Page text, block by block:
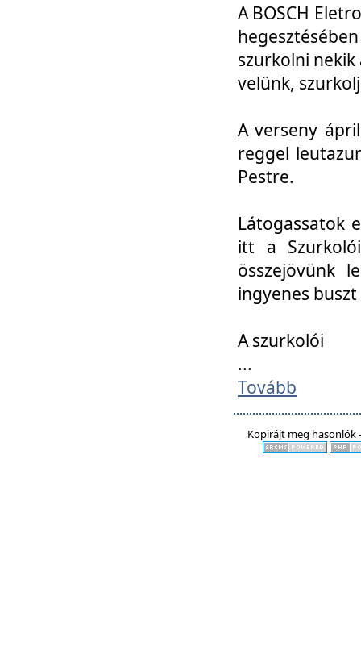
A BOSCH
szurkolni
velünk,
A verseny
reggel
Pestre.
Látogassatok
itt a
összejövünk
ingyenes
A szurkolói
...
Tovább
Kopirájt meg hasonlók